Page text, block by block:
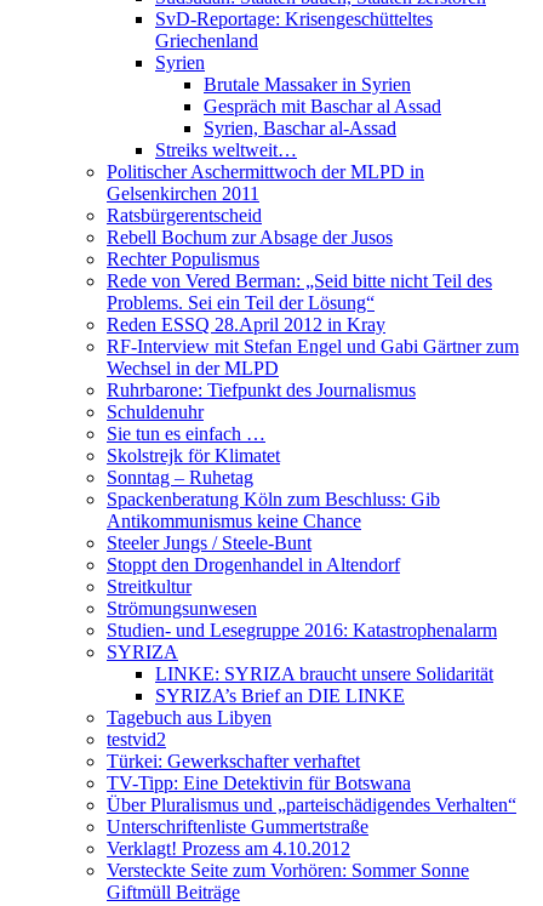
SvD-Reportage: Krisengeschütteltes
Griechenland
Syrien
Brutale Massaker in Syrien
Gespräch mit Baschar al Assad
Syrien, Baschar al-Assad
Streiks weltweit…
Politischer Aschermittwoch der MLPD in
Gelsenkirchen 2011
Ratsbürgerentscheid
Rebell Bochum zur Absage der Jusos
Rechter Populismus
Rede von Vered Berman: „Seid bitte nicht Teil des
Problems. Sei ein Teil der Lösung“
Reden ESSQ 28.April 2012 in Kray
RF-Interview mit Stefan Engel und Gabi Gärtner zum
Wechsel in der MLPD
Ruhrbarone: Tiefpunkt des Journalismus
Schuldenuhr
Sie tun es einfach …
Skolstrejk för Klimatet
Sonntag – Ruhetag
Spackenberatung Köln zum Beschluss: Gib
Antikommunismus keine Chance
Steeler Jungs / Steele-Bunt
Stoppt den Drogenhandel in Altendorf
Streitkultur
Strömungsunwesen
Studien- und Lesegruppe 2016: Katastrophenalarm
SYRIZA
LINKE: SYRIZA braucht unsere Solidarität
SYRIZA’s Brief an DIE LINKE
Tagebuch aus Libyen
testvid2
Türkei: Gewerkschafter verhaftet
TV-Tipp: Eine Detektivin für Botswana
Über Pluralismus und „parteischädigendes Verhalten“
Unterschriftenliste Gummertstraße
Verklagt! Prozess am 4.10.2012
Versteckte Seite zum Vorhören: Sommer Sonne
Giftmüll Beiträge